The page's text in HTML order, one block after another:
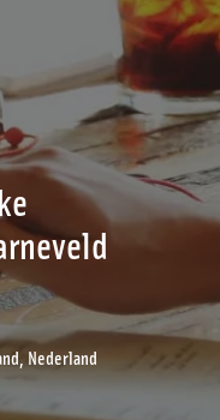
, Nederland